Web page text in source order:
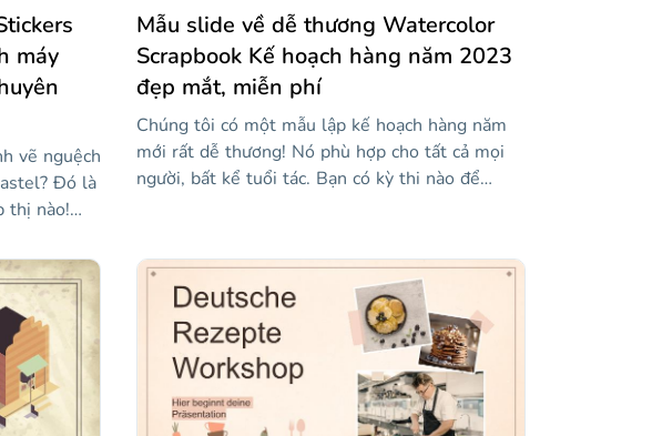
máy
vẽ nguệch
Đó là
thị nào!
có thể
khái niệm
người
bạn với
trình
sẽ thúc
nguệch
Mẫu slide về dễ thương Watercolor
Scrapbook Kế hoạch hàng năm 2023
đẹp mắt, miễn phí
Chúng tôi có một mẫu lập kế hoạch hàng năm
mới rất dễ thương! Nó phù hợp cho tất cả mọi
người, bất kể tuổi tác. Bạn có kỳ thi nào để
trang trình bày với lịch và thời gian biểu, hoàn
chỉnh với ghi chú, vì vậy bạn có thể theo dõi mọi
thứ. Bên cạnh đó, các chi tiết màu nước làm cho
nó trở nên đáng yêu!